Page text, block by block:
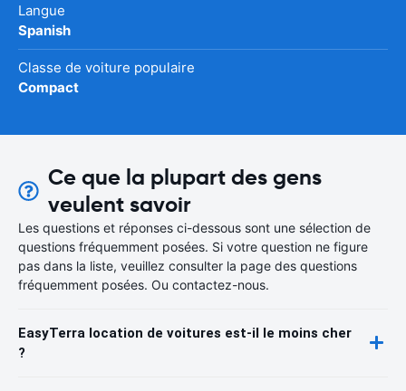
Langue
Spanish
Classe de voiture populaire
Compact
Ce que la plupart des gens
veulent savoir
Les questions et réponses ci-dessous sont une sélection de
questions fréquemment posées. Si votre question ne figure
pas dans la liste, veuillez consulter la page des questions
fréquemment posées. Ou contactez-nous.
EasyTerra location de voitures est-il le moins cher
?